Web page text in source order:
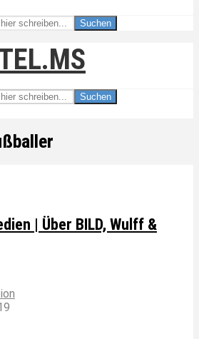
Suchen
Suchen
| Über BILD, Wulff &